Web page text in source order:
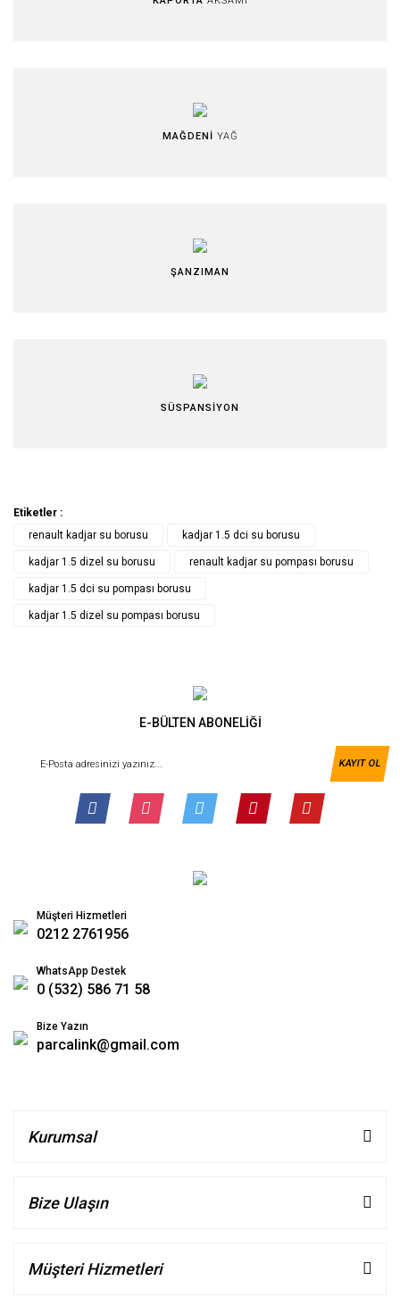
MAĞDENİ YAĞ
ŞANZIMAN
SÜSPANSİYON
Etiketler :
renault kadjar su borusu
kadjar 1.5 dci su borusu
kadjar 1.5 dizel su borusu renault kadjar su pompası borusu
kadjar 1.5 dci su pompası borusu
kadjar 1.5 dizel su pompası borusu
E-BÜLTEN ABONELİĞİ
KAYIT OL
Müşteri Hizmetleri
0212 2761956
WhatsApp Destek
0 (532) 586 71 58
Bize Yazın
parcalink@gmail.com
Kurumsal
Bize Ulaşın
Müşteri Hizmetleri